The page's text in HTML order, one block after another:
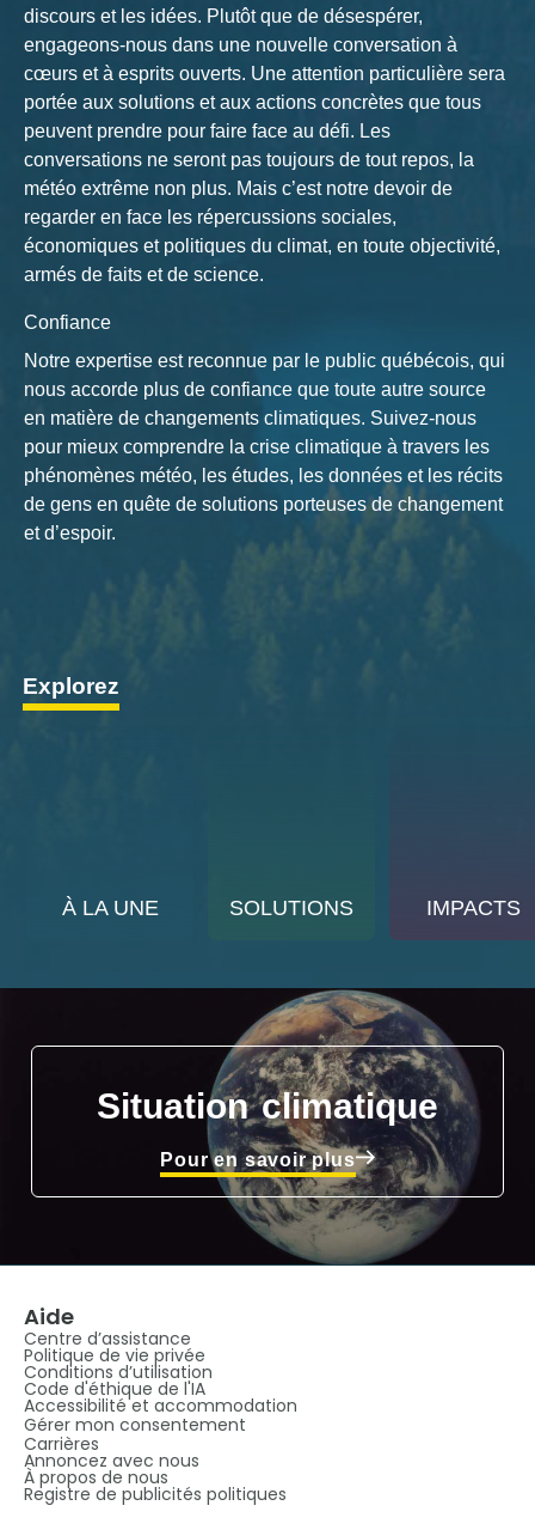
discours et les idées. Plutôt que de désespérer,
engageons-nous dans une nouvelle conversation à
cœurs et à esprits ouverts. Une attention particulière sera
portée aux solutions et aux actions concrètes que tous
peuvent prendre pour faire face au défi. Les
conversations ne seront pas toujours de tout repos, la
météo extrême non plus. Mais c’est notre devoir de
regarder en face les répercussions sociales,
économiques et politiques du climat, en toute objectivité,
armés de faits et de science.
Confiance
Notre expertise est reconnue par le public québécois, qui
nous accorde plus de confiance que toute autre source
en matière de changements climatiques. Suivez-nous
pour mieux comprendre la crise climatique à travers les
phénomènes météo, les études, les données et les récits
de gens en quête de solutions porteuses de changement
et d’espoir.
Explorez
À LA UNE SOLUTIONS IMPACTS
Situation climatique
Pour en savoir plus
Aide
Centre d’assistance
Politique de vie privée
Conditions d’utilisation
Code d'éthique de l'IA
Accessibilité et accommodation
Gérer mon consentement
Carrières
Annoncez avec nous
À propos de nous
Registre de publicités politiques